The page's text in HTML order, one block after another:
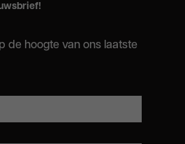
de hoogte van ons laatste